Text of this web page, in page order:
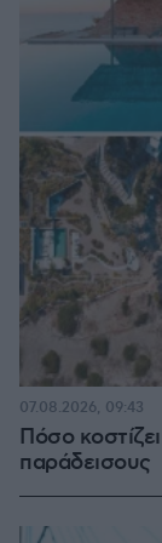
Πόσο
παράδεισους
07.08.2026, 09:43